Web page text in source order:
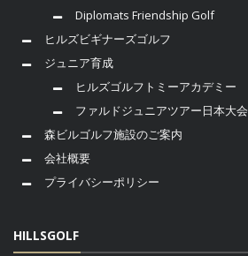
Diplomats Friendship Golf
ヒルズビギナーズゴルフ
ジュニア育成
ヒルズゴルフトミーアカデミー
ファルドジュニアツアー日本大会
森ビルゴルフ施設のご案内
会社概要
プライバシーポリシー
HILLSGOLF